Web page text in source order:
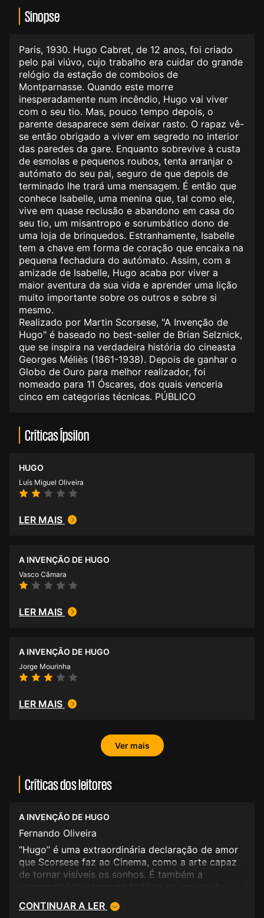
Sinopse
Paris, 1930. Hugo Cabret, de 12 anos, foi criado
pelo pai viúvo, cujo trabalho era cuidar do grande
relógio da estação de comboios de
Montparnasse. Quando este morre
inesperadamente num incêndio, Hugo vai viver
com o seu tio. Mas, pouco tempo depois, o
parente desaparece sem deixar rasto. O rapaz vê-
se então obrigado a viver em segredo no interior
das paredes da gare. Enquanto sobrevive à custa
de esmolas e pequenos roubos, tenta arranjar o
autómato do seu pai, seguro de que depois de
terminado lhe trará uma mensagem. É então que
conhece Isabelle, uma menina que, tal como ele,
vive em quase reclusão e abandono em casa do
seu tio, um misantropo e sorumbático dono de
uma loja de brinquedos. Estranhamente, Isabelle
tem a chave em forma de coração que encaixa na
pequena fechadura do autómato. Assim, com a
amizade de Isabelle, Hugo acaba por viver a
maior aventura da sua vida e aprender uma lição
muito importante sobre os outros e sobre si
mesmo.
Realizado por Martin Scorsese, "A Invenção de
Hugo" é baseado no best-seller de Brian Selznick,
que se inspira na verdadeira história do cineasta
Georges Méliès (1861-1938). Depois de ganhar o
Globo de Ouro para melhor realizador, foi
nomeado para 11 Óscares, dos quais venceria
cinco em categorias técnicas. PÚBLICO
Críticas Ípsilon
HUGO
Luís Miguel Oliveira
LER MAIS
A INVENÇÃO DE HUGO
Vasco Câmara
LER MAIS
A INVENÇÃO DE HUGO
Jorge Mourinha
LER MAIS
Ver mais
Críticas dos leitores
A INVENÇÃO DE HUGO
Fernando Oliveira
“Hugo” é uma extraordinária declaração de amor
que Scorsese faz ao Cinema, como a arte capaz
de tornar visíveis os sonhos. É também a
escreveu o poeta), e que na constante tentativa
CONTINUAR A LER